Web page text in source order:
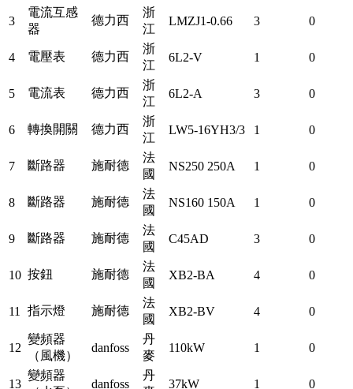
3
電流互感
器
德力西
浙
江
LMZJ1-0.66 3 0
4 電壓表 德力西
浙
江
6L2-V 1 0
5 電流表 德力西
浙
江
6L2-A 3 0
6 轉換開關 德力西
浙
江
LW5-16YH3/3 1 0
7 斷路器 施耐德
法
國
NS250 250A 1 0
8 斷路器 施耐德
法
國
NS160 150A 1 0
9 斷路器 施耐德
法
國
C45AD 3 0
10 按鈕 施耐德
法
國
XB2-BA 4 0
11 指示燈 施耐德
法
國
XB2-BV 4 0
12
變頻器
（風機）
danfoss
丹
麥
110kW 1 0
13
變頻器
danfoss
丹
37kW 1 0